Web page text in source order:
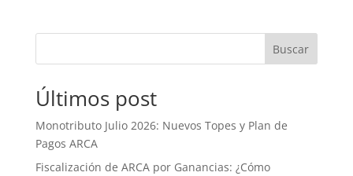
Buscar
Últimos post
Monotributo Julio 2026: Nuevos Topes y Plan de
Pagos ARCA
Fiscalización de ARCA por Ganancias: ¿Cómo